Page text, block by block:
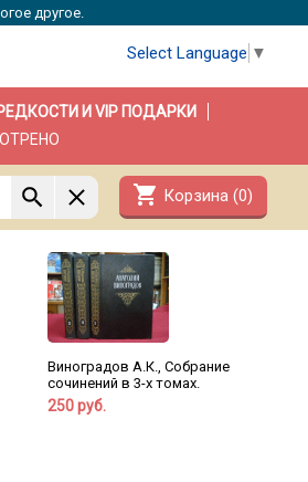
другое.
Select Language ▼
И VIP ПОДАРКИ
shopping_cart Корзина (0)
Виноградов А.К., Собрание
сочинений в 3-х томах.
250 руб.